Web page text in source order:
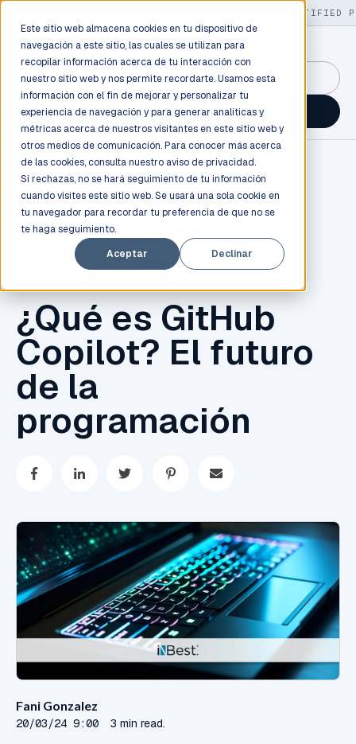
Este sitio web almacena cookies en tu dispositivo de
navegación a este sitio, las cuales se utilizan para
recopilar información acerca de tu interacción con
nuestro sitio web y nos permite recordarte. Usamos esta
información con el fin de mejorar y personalizar tu
experiencia de navegación y para generar analíticas y
métricas acerca de nuestros visitantes en este sitio web y
otros medios de comunicación. Para conocer más acerca
de las cookies, consulta nuestro aviso de privacidad.
Si rechazas, no se hará seguimiento de tu información
cuando visites este sitio web. Se usará una sola cookie en
tu navegador para recordar tu preferencia de que no se
te haga seguimiento.
Aceptar
Declinar
130+ CERTIFIED
GuidancePlex →
Talk to an engineer →
SOFTWARE , INBEST
, GITHUB PROGRAMACIÓN
¿Qué es GitHub
Copilot? El futuro
de la
programación
Fani Gonzalez
20/03/24 9:00 3 min read.